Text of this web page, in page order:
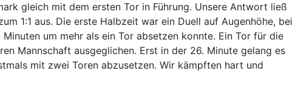
gleich mit dem ersten Tor in Führung. Unsere Antwort ließ
1:1 aus. Die erste Halbzeit war ein Duell auf Augenhöhe, bei
um mehr als ein Tor absetzen konnte. Ein Tor für die
Mannschaft ausgeglichen. Erst in der 26. Minute gelang es
mit zwei Toren abzusetzen. Wir kämpften hart und